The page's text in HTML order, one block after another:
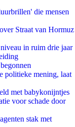
die mensen
Straat van Hormuz
in ruim drie jaar
politieke mening, laat
met babykonijntjes
voor schade door
stak met